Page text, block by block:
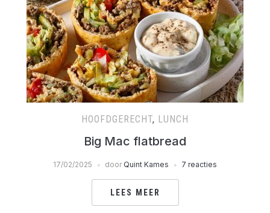
HOOFDGERECHT, LUNCH
Big Mac flatbread
17/02/2025 door Quint Kames 7 reacties
LEES MEER